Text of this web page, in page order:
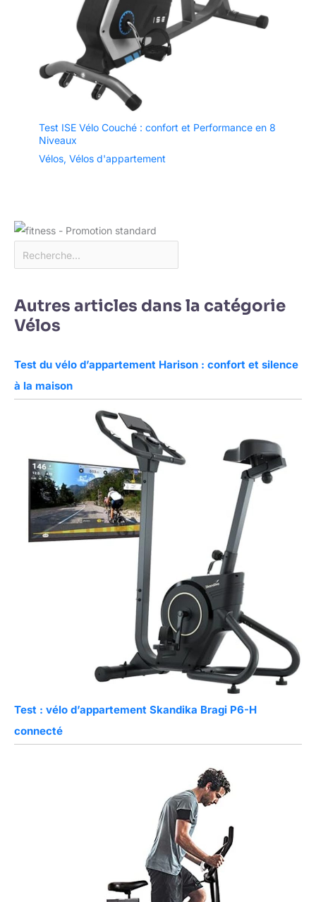
Test ISE Vélo Couché : confort et Performance en 8
Niveaux
Vélos, Vélos d'appartement
Autres articles dans la catégorie
Vélos
Test du vélo d’appartement Harison : confort et silence
à la maison
Test : vélo d’appartement Skandika Bragi P6-H
connecté